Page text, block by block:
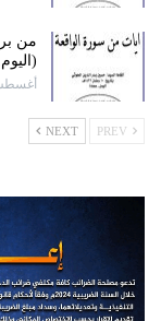
من
أغسطس 5,
NEXT